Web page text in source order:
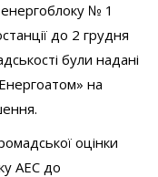
№ 1
до 2 грудня
були надані
на
оцінки
АЕС до